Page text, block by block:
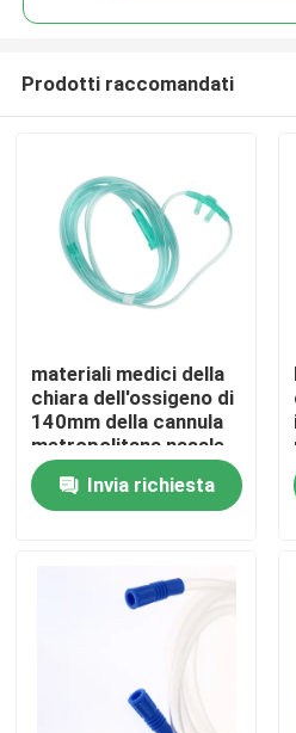
Casa
Prodotti
Chi siamo
Fatory Tour
Prodotti raccomandati
materiali medici della
chiara dell'ossigeno di
140mm della cannula
metropolitana nasale
nasale dell'ossigeno
Invia richiesta